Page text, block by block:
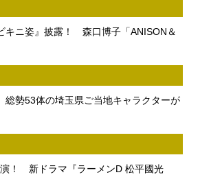
キニ姿』披露！ 森口博子「ANISON＆
勢53体の埼玉県ご当地キャラクターが
！ 新ドラマ『ラーメンD 松平國光